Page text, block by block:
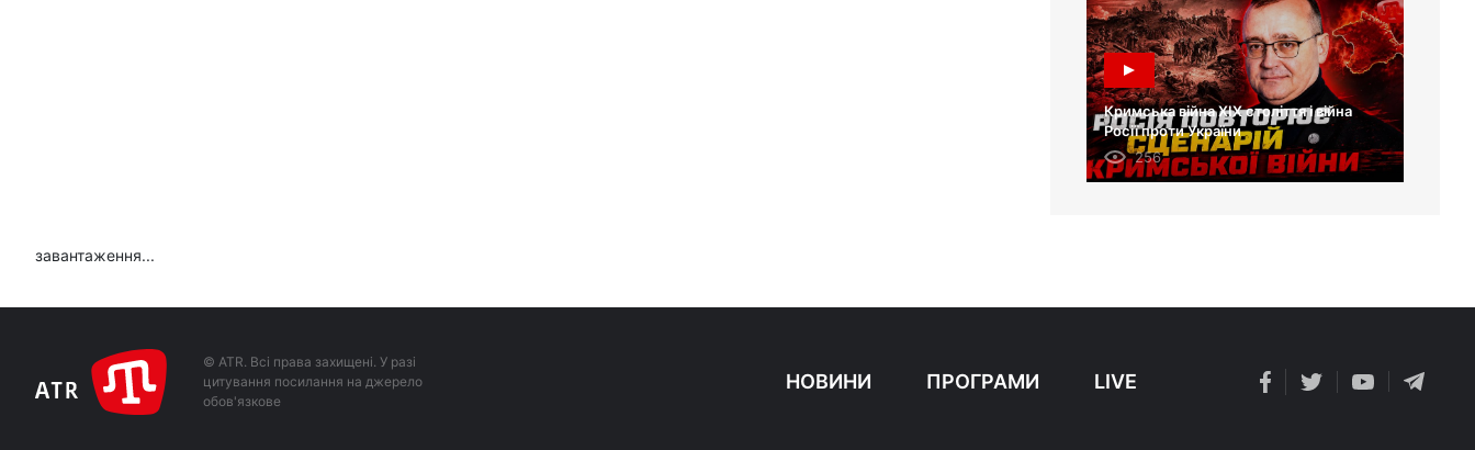
Кримська війна XIX століття і війна
Росії проти України
256
завантаження...
© ATR. Всі права захищені. У разі
цитування посилання на джерело
обов'язкове
НОВИНИ ПРОГРАМИ LIVE